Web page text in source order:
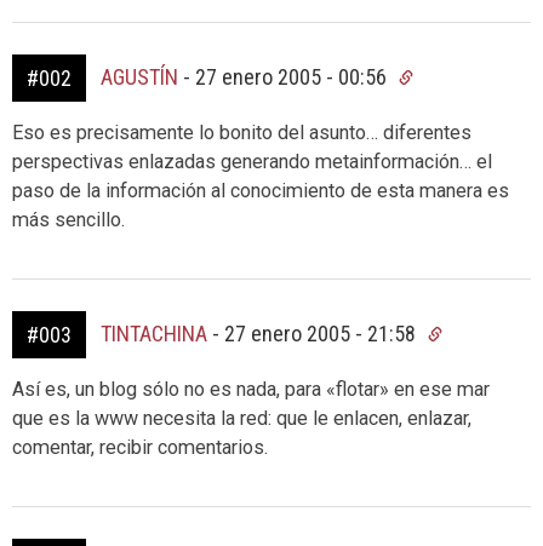
#002 AGUSTÍN - 27 enero 2005 - 00:56
Eso es precisamente lo bonito del asunto… diferentes
perspectivas enlazadas generando metainformación… el
paso de la información al conocimiento de esta manera es
más sencillo.
#003 TINTACHINA - 27 enero 2005 - 21:58
Así es, un blog sólo no es nada, para «flotar» en ese mar
que es la www necesita la red: que le enlacen, enlazar,
comentar, recibir comentarios.